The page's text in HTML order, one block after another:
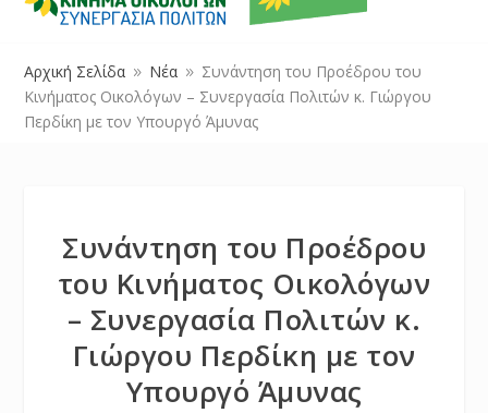
Αρχική Σελίδα 9 Νέα 9 Συνάντηση του Προέδρου του
Κινήματος Οικολόγων – Συνεργασία Πολιτών κ. Γιώργου
Περδίκη με τον Υπουργό Άμυνας
Συνάντηση του Προέδρου
του Κινήματος Οικολόγων
– Συνεργασία Πολιτών κ.
Γιώργου Περδίκη με τον
Υπουργό Άμυνας